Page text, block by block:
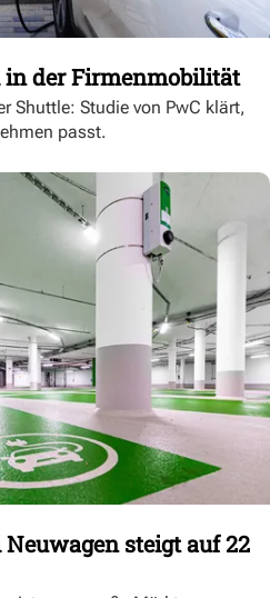
in der Firmenmobilität
Shuttle: Studie von PwC klärt,
passt.
steigt auf 22